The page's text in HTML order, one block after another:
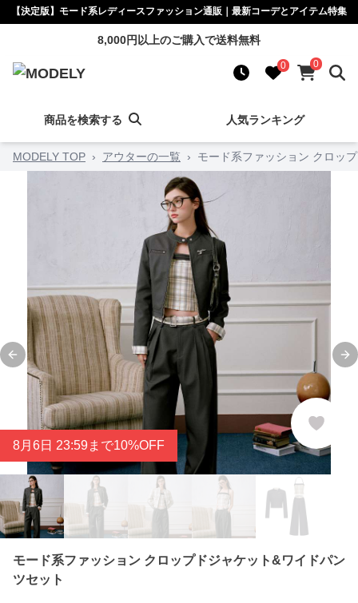
【決定版】モード系レディースファッション通販｜最新コーデとアイテム特集
8,000円以上のご購入で送料無料
0 0
商品を検索する 人気ランキング
MODELY TOP › アウターの一覧 › モード系ファッション クロッ
Previous slide
8月 6日 23:59まで10%OFF
モード系ファッション クロップドジャケット&ワイドパン
ツセット